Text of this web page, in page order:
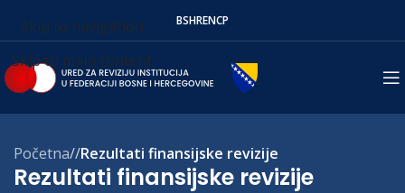
Skip to navigation
Skip to main content
BSHRENСР
Rezultati finansijske revizije
Početna/ Rezultati finansijske revizije